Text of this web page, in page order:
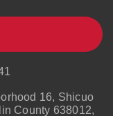
16, Shicuo
County 638012,